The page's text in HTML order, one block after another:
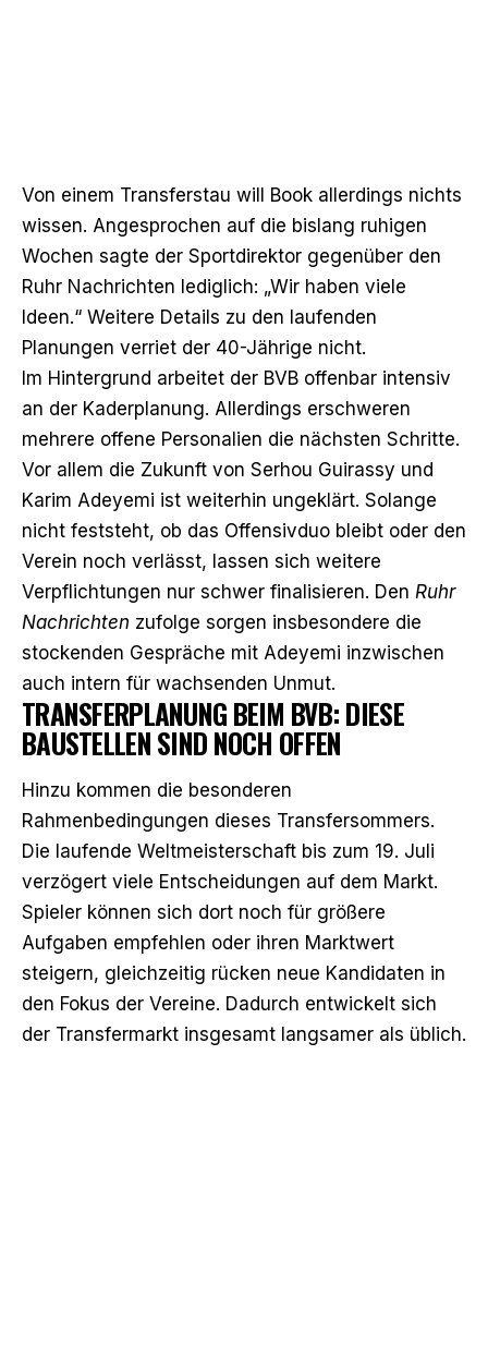
Von einem Transferstau will Book allerdings nichts
wissen. Angesprochen auf die bislang ruhigen
Wochen sagte der Sportdirektor gegenüber den
Ruhr Nachrichten lediglich: „Wir haben viele
Ideen.“ Weitere Details zu den laufenden
Planungen verriet der 40-Jährige nicht.
Im Hintergrund arbeitet der BVB offenbar intensiv
an der Kaderplanung. Allerdings erschweren
mehrere offene Personalien die nächsten Schritte.
Vor allem die Zukunft von Serhou Guirassy und
Karim Adeyemi ist weiterhin ungeklärt. Solange
nicht feststeht, ob das Offensivduo bleibt oder den
Verein noch verlässt, lassen sich weitere
Verpflichtungen nur schwer finalisieren. Den Ruhr
Nachrichten zufolge sorgen insbesondere die
stockenden Gespräche mit Adeyemi inzwischen
auch intern für wachsenden Unmut.
TRANSFERPLANUNG BEIM BVB: DIESE
BAUSTELLEN SIND NOCH OFFEN
Hinzu kommen die besonderen
Rahmenbedingungen dieses Transfersommers.
Die laufende Weltmeisterschaft bis zum 19. Juli
verzögert viele Entscheidungen auf dem Markt.
Spieler können sich dort noch für größere
Aufgaben empfehlen oder ihren Marktwert
steigern, gleichzeitig rücken neue Kandidaten in
den Fokus der Vereine. Dadurch entwickelt sich
der Transfermarkt insgesamt langsamer als üblich.